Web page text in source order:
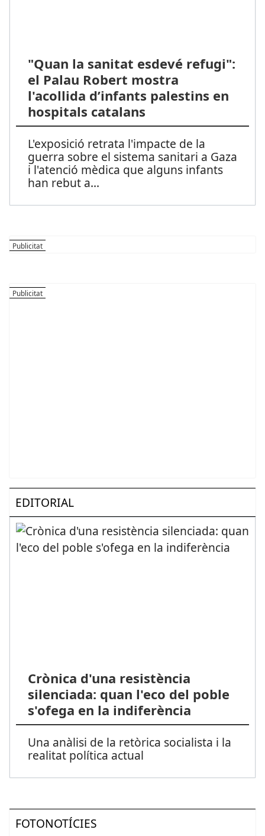
"Quan la sanitat esdevé refugi":
el Palau Robert mostra
l'acollida d’infants palestins en
hospitals catalans
L'exposició retrata l'impacte de la
guerra sobre el sistema sanitari a Gaza
i l'atenció mèdica que alguns infants
han rebut a...
EDITORIAL
Crònica d'una resistència
silenciada: quan l'eco del poble
s'ofega en la indiferència
Una anàlisi de la retòrica socialista i la
realitat política actual
FOTONOTÍCIES